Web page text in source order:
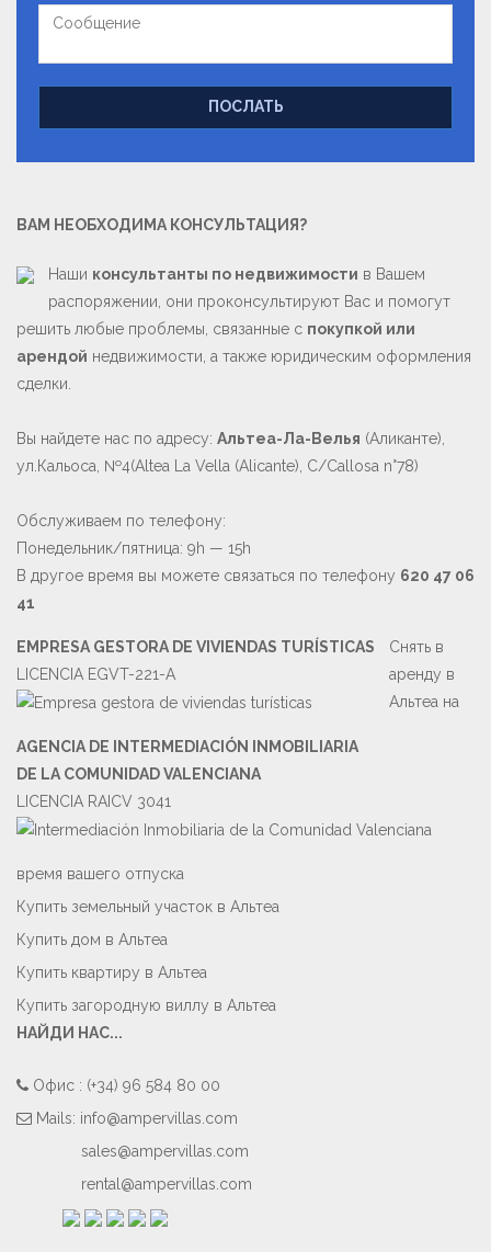
ПОСЛАТЬ
ВАМ НЕОБХОДИМА КОНСУЛЬТАЦИЯ?
Наши консультанты по недвижимости в Вашем
распоряжении, они проконсультируют Вас и помогут
решить любые проблемы, связанные с покупкой или
арендой недвижимости, а также юридическим оформления
сделки.
Вы найдете нас по адресу: Альтеа-Ла-Велья (Аликанте),
ул.Кальоса, №4(Altea La Vella (Alicante), C/Callosa n°78)
Обслуживаем по телефону:
Понедельник/пятница: 9h — 15h
В другое время вы можете связаться по телефону 620 47 06
41
EMPRESA GESTORA DE VIVIENDAS TURÍSTICAS
LICENCIA EGVT-221-A
AGENCIA DE INTERMEDIACIÓN INMOBILIARIA
DE LA COMUNIDAD VALENCIANA
LICENCIA RAICV 3041
Снять в
аренду в
Альтеа на
время вашего отпуска
Купить земельный участок в Альтеа
Купить дом в Альтеа
Купить квартиру в Альтеа
Купить загородную виллу в Альтеа
НАЙДИ НАС...
Oфис : (+34) 96 584 80 00
Mails: info@ampervillas.com
sales@ampervillas.com
rental@ampervillas.com